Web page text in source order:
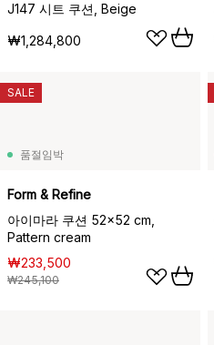
J147 시트 쿠션, Beige
₩1,284,800
품절임박
Form & Refine
아이마라 쿠션 52x52 cm,
Pattern cream
₩233,500
₩245,100
SALE